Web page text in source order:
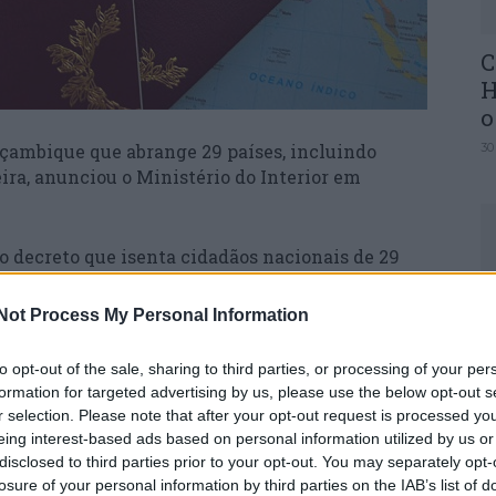
Process My Personal Information
opt-out of the sale, sharing to third parties, or processing of your
for targeted advertising by us, please use the below opt-out
selection. Please note that after your opt-out request is processed
interest-based ads based on personal information utilized by us
to third parties prior to your opt-out. You may separately
of your personal information by third parties on the IAB’s list of
que abrange 29 países, incluindo
anunciou o Ministério do Interior em
decreto que isenta cidadãos nacionais de 29
de visto quando a deslocação se destine a
a necessidade de registo através de um
embarque, acrescenta-se, uma formalidade
anunciada em março.
feira os cidadãos abrangidos “são
30